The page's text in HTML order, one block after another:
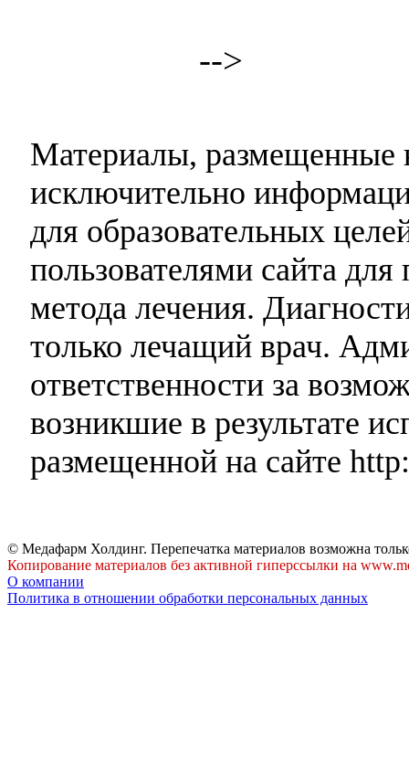
-->
Материалы, размещенные
исключительно
для образовательных
пользователями сайта
метода лечения.
только лечащий врач.
ответственности за
возникшие в результате
размещенной на сайте
© Медафарм Холдинг. Перепечатка материалов возможна
Копирование материалов без активной гиперссылки на
О компании
Политика в отношении обработки персональных данных